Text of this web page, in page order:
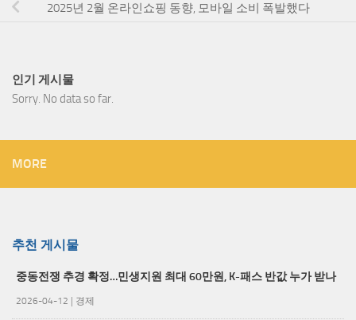
2025년 2월 온라인쇼핑 동향, 모바일 소비 폭발했다
인기 게시물
Sorry. No data so far.
MORE
추천 게시물
중동전쟁 추경 확정…민생지원 최대 60만원, K-패스 반값 누가 받나
2026-04-12 경제